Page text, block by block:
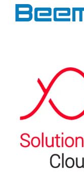
principal